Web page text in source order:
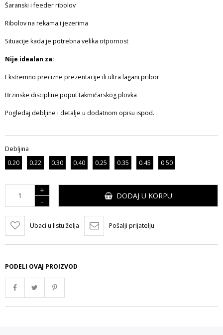
Šaranski i feeder ribolov
Ribolov na rekama i jezerima
Situacije kada je potrebna velika otpornost
Nije idealan za:
Ekstremno precizne prezentacije ili ultra lagani pribor
Brzinske discipline poput takmičarskog plovka
Pogledaj debljine i detalje u dodatnom opisu ispod.
Debljina
0.20
0.22 0.30 0.40 0.25 0.35 0.45 0.50
+
-
DODAJ U KORPU
Ubaci u listu želja Pošalji prijatelju
PODELI OVAJ PROIZVOD